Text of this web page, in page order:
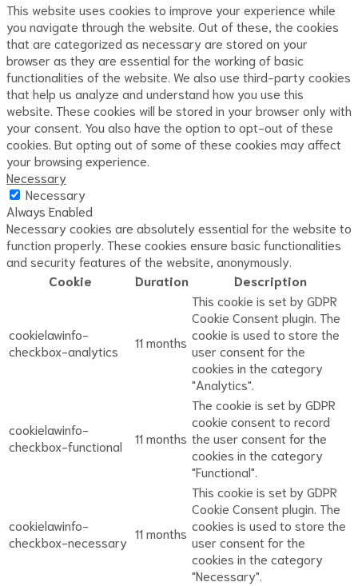
This website uses cookies to improve your experience while
you navigate through the website. Out of these, the cookies
that are categorized as necessary are stored on your
browser as they are essential for the working of basic
functionalities of the website. We also use third-party cookies
that help us analyze and understand how you use this
website. These cookies will be stored in your browser only with
your consent. You also have the option to opt-out of these
cookies. But opting out of some of these cookies may affect
your browsing experience.
Necessary
Necessary
Always Enabled
Necessary cookies are absolutely essential for the website to
function properly. These cookies ensure basic functionalities
and security features of the website, anonymously.
Cookie
Duration Description
cookielawinfo-
checkbox-analytics
11 months
This cookie is set by GDPR
Cookie Consent plugin. The
cookie is used to store the
user consent for the
cookies in the category
"Analytics".
cookielawinfo-
checkbox-functional
11 months
The cookie is set by GDPR
cookie consent to record
the user consent for the
cookies in the category
"Functional".
cookielawinfo-
checkbox-necessary
11 months
This cookie is set by GDPR
Cookie Consent plugin. The
cookies is used to store the
user consent for the
cookies in the category
"Necessary".